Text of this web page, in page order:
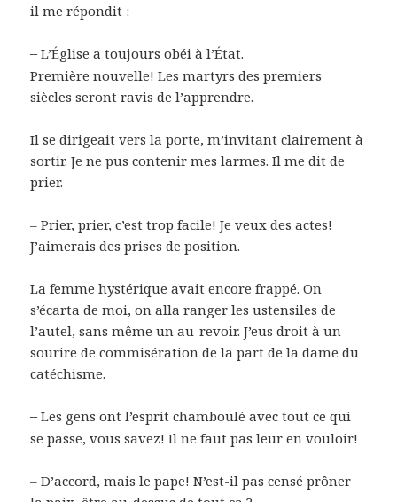
il me répondit :
–L’Église a toujours obéi à l’État.
Première nouvelle! Les martyrs des premiers
siècles seront ravis de l’apprendre.
Il se dirigeait vers la porte, m’invitant clairement à
sortir. Je ne pus contenir mes larmes. Il me dit de
prier.
– Prier, prier, c’est trop facile! Je veux des actes!
J’aimerais des prises de position.
La femme hystérique avait encore frappé. On
s’écarta de moi, on alla ranger les ustensiles de
l’autel, sans même un au-revoir. J’eus droit à un
sourire de commisération de la part de la dame du
catéchisme.
–Les gens ont l’esprit chamboulé avec tout ce qui
se passe, vous savez! Il ne faut pas leur en vouloir!
– D’accord, mais le pape! N’est-il pas censé prôner